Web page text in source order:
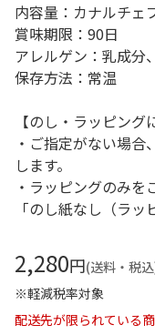
内容量：カナルチ
賞味期限：90日
アレルゲン：乳成分
保存方法：常温
【のし・ラッピング
・ご指定がない場
します。
・ラッピングのみ
「のし紙なし（ラ
2,280円(送料・税
※軽減税率対象
配送先が限られている商